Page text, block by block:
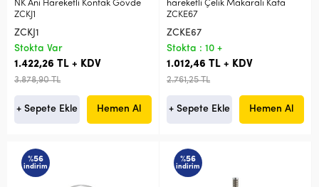
NK Ani Hareketli Kontak Gövde
ZCKJ1
ZCKJ1
Stokta Var
1.422,26 TL + KDV
3.878,90 TL
+ Sepete Ekle Hemen Al
hareketli Çelik Makaralı Kafa
ZCKE67
ZCKE67
Stokta : 10 +
1.012,46 TL + KDV
2.761,25 TL
+ Sepete Ekle Hemen Al
%56
indirim
%56
indirim